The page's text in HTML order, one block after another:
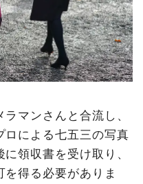
マンさんと合流し、
ロによる七五三の写真
領収書を受け取り、
得る必要がありま